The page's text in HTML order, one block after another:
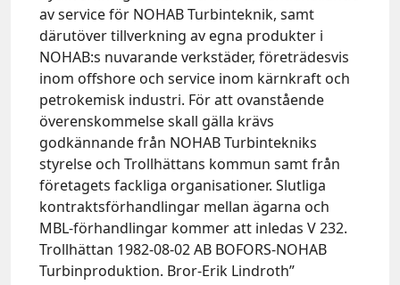
av service för NOHAB Turbinteknik, samt
därutöver tillverkning av egna produkter i
NOHAB:s nuvarande verkstäder, företrädesvis
inom offshore och service inom kärnkraft och
petrokemisk industri. För att ovanstående
överenskommelse skall gälla krävs
godkännande från NOHAB Turbintekniks
styrelse och Trollhättans kommun samt från
företagets fackliga organisationer. Slutliga
kontraktsförhandlingar mellan ägarna och
MBL-förhandlingar kommer att inledas V 232.
Trollhättan 1982-08-02 AB BOFORS-NOHAB
Turbinproduktion. Bror-Erik Lindroth”